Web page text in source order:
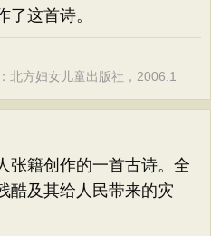
这首诗。
北方妇女儿童出版社，2006.1
籍创作的一首古诗。全
酷及其给人民带来的灾